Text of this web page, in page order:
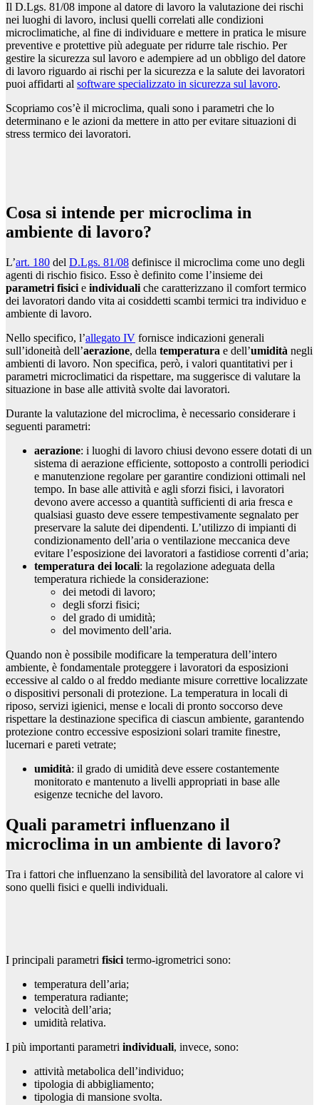
Il D.Lgs. 81/08 impone al datore di lavoro la valutazione dei rischi
nei luoghi di lavoro, inclusi quelli correlati alle condizioni
microclimatiche, al fine di individuare e mettere in pratica le misure
preventive e protettive più adeguate per ridurre tale rischio. Per
gestire la sicurezza sul lavoro e adempiere ad un obbligo del datore
di lavoro riguardo ai rischi per la sicurezza e la salute dei lavoratori
puoi affidarti al software specializzato in sicurezza sul lavoro.
Scopriamo cos’è il microclima, quali sono i parametri che lo
determinano e le azioni da mettere in atto per evitare situazioni di
stress termico dei lavoratori.
Cosa si intende per microclima in
ambiente di lavoro?
L’art. 180 del D.Lgs. 81/08 definisce il microclima come uno degli
agenti di rischio fisico. Esso è definito come l’insieme dei
parametri fisici e individuali che caratterizzano il comfort termico
dei lavoratori dando vita ai cosiddetti scambi termici tra individuo e
ambiente di lavoro.
Nello specifico, l’allegato IV fornisce indicazioni generali
sull’idoneità dell’aerazione, della temperatura e dell’umidità negli
ambienti di lavoro. Non specifica, però, i valori quantitativi per i
parametri microclimatici da rispettare, ma suggerisce di valutare la
situazione in base alle attività svolte dai lavoratori.
Durante la valutazione del microclima, è necessario considerare i
seguenti parametri:
aerazione: i luoghi di lavoro chiusi devono essere dotati di un
sistema di aerazione efficiente, sottoposto a controlli periodici
e manutenzione regolare per garantire condizioni ottimali nel
tempo. In base alle attività e agli sforzi fisici, i lavoratori
devono avere accesso a quantità sufficienti di aria fresca e
qualsiasi guasto deve essere tempestivamente segnalato per
preservare la salute dei dipendenti. L’utilizzo di impianti di
condizionamento dell’aria o ventilazione meccanica deve
evitare l’esposizione dei lavoratori a fastidiose correnti d’aria;
temperatura dei locali: la regolazione adeguata della
temperatura richiede la considerazione:
dei metodi di lavoro;
degli sforzi fisici;
del grado di umidità;
del movimento dell’aria.
Quando non è possibile modificare la temperatura dell’intero
ambiente, è fondamentale proteggere i lavoratori da esposizioni
eccessive al caldo o al freddo mediante misure correttive localizzate
o dispositivi personali di protezione. La temperatura in locali di
riposo, servizi igienici, mense e locali di pronto soccorso deve
rispettare la destinazione specifica di ciascun ambiente, garantendo
protezione contro eccessive esposizioni solari tramite finestre,
lucernari e pareti vetrate;
umidità: il grado di umidità deve essere costantemente
monitorato e mantenuto a livelli appropriati in base alle
esigenze tecniche del lavoro.
Quali parametri influenzano il
microclima in un ambiente di lavoro?
Tra i fattori che influenzano la sensibilità del lavoratore al calore vi
sono quelli fisici e quelli individuali.
I principali parametri fisici termo-igrometrici sono:
temperatura dell’aria;
temperatura radiante;
velocità dell’aria;
umidità relativa.
I più importanti parametri individuali, invece, sono:
attività metabolica dell’individuo;
tipologia di abbigliamento;
tipologia di mansione svolta.